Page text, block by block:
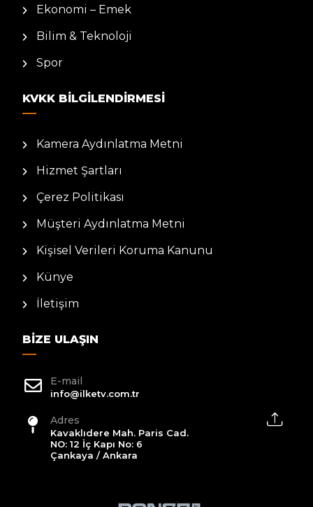
Ekonomi – Emek
Bilim & Teknoloji
Spor
KVKK BILGILENDIRMESI
Kamera Aydınlatma Metni
Hizmet Şartları
Çerez Politikası
Müşteri Aydınlatma Metni
Kişisel Verileri Koruma Kanunu
Künye
İletişim
BIZE ULAŞIN
E-mail
info@ilketv.com.tr
Adres
Kavaklıdere Mah. Paris Cad.
NO: 12 İç Kapı No: 6
Çankaya / Ankara